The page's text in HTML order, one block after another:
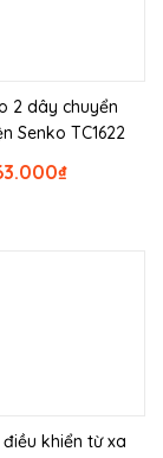
2 dây chuyển
Senko TC1622
₫
khiển từ xa